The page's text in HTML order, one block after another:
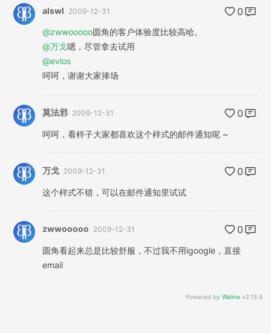
alswl 2009-12-31 0
@zwwooooo圆角的客户体验度比较高哈。
@万戈嗯，尽管拿去试用
@evlos
呵呵，谢谢大家捧场
莫法邪 2009-12-31 0
呵呵，看样子大家都喜欢这个样式的邮件通知呢 ~
万戈 2009-12-31 0
这个样式不错，可以在邮件通知里试试
zwwooooo 2009-12-31 0
圆角看起来总是比较舒服，不过我不用igoogle，直接
email
Powered by Waline v2.15.8